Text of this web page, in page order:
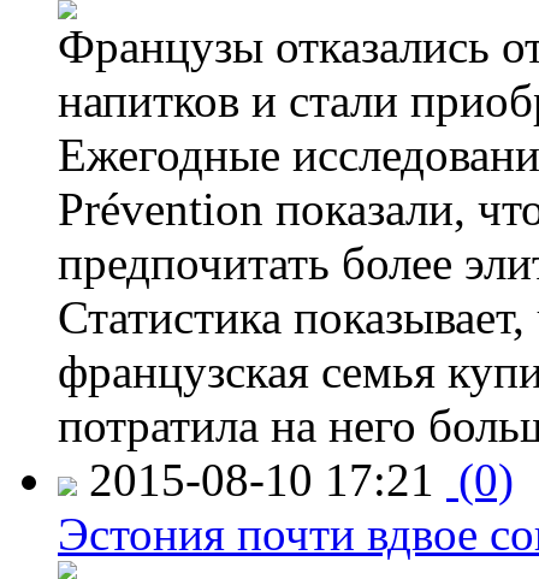
Французы отказались
напитков и стали
Ежегодные
Prévention показали,
предпочитать более
Статистика
французская семья
потратила на него
2015-08-10 17:21 (0)
Эстония почти вдвое